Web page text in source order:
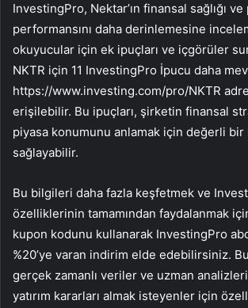
InvestingPro, Nektar’ın finansal sağlığı ve
performansını daha derinlemesine
okuyucular için ek ipuçları ve içgörüler
NKTR için 11 InvestingPro İpucu daha
https://www.investing.com/pro/NKTR
erişilebilir. Bu ipuçları, şirketin finansal
piyasa konumunu anlamak için değerli bir
sağlayabilir.
Bu bilgileri daha fazla keşfetmek ve
özelliklerinin tamamından faydalanmak
kupon kodunu kullanarak InvestingPro
%20’ye varan indirim elde edebilirsiniz.
gerçek zamanlı veriler ve uzman
yatırım kararları almak isteyenler için